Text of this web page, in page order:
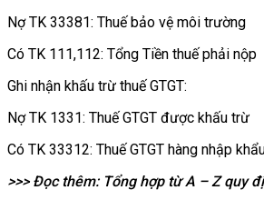
Nợ TK 33381: Thuế bảo vệ môi trường
Có TK 111,112: Tổng Tiền thuế phải nộp
Ghi nhận khấu trừ thuế GTGT:
Nợ TK 1331: Thuế GTGT được khấu trừ
Có TK 33312: Thuế GTGT hàng nhập
>>> Đọc thêm: Tổng hợp từ A – Z quy